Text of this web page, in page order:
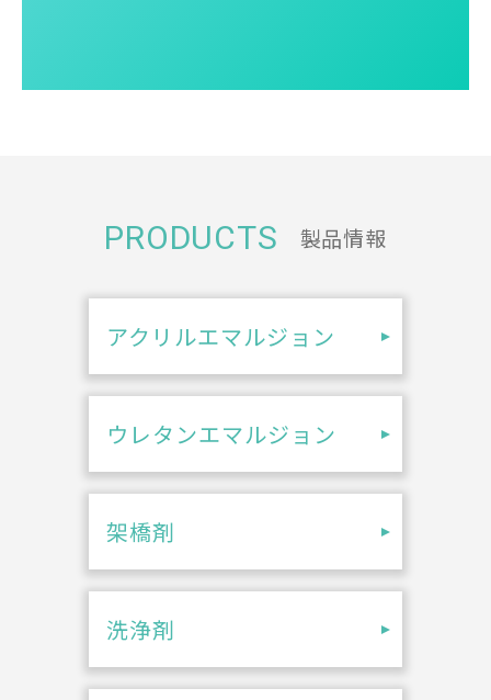
PRODUCTS 製品情報
アクリルエマルジョン
ウレタンエマルジョン
架橋剤
洗浄剤